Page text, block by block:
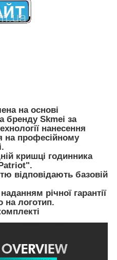
на основі
бренду Skmei за
нанесення
на професійному
кришці годинника
відповідають базовій
річної гарантії
на логотип.